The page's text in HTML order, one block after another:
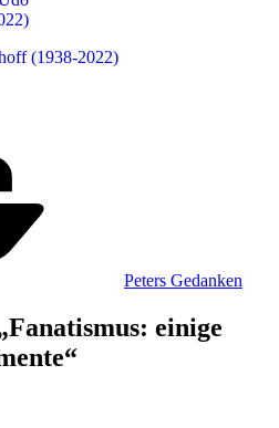
(1938-2022)
Peters Gedanken
einige